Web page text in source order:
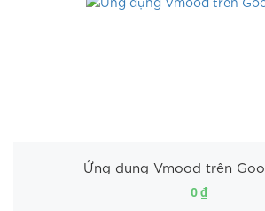
Ứng dụng Vmood trên
0 ₫